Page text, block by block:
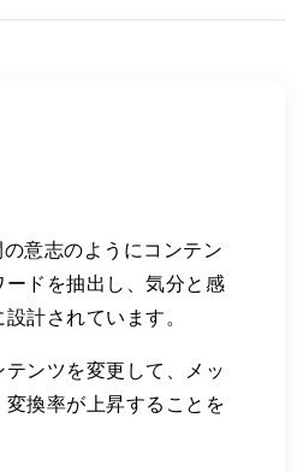
意志のようにコンテン
ドを抽出し、気分と感
計されています。
ンツを変更して、メッ
換率が上昇することを